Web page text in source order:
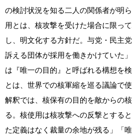
の検討状況を知る二人の関係者が明
用とは、核攻撃を受けた場合に限っ
し、明文化する方針だ。与党・民主
訴える団体が採用を働きかけていた
は『唯一の目的』と呼ばれる構想を
とは、世界での核軍縮を巡る議論で
解釈では、核保有の目的を敵からの
る。核使用は核攻撃への反撃とする
た定義はなく裁量の余地が残る」「